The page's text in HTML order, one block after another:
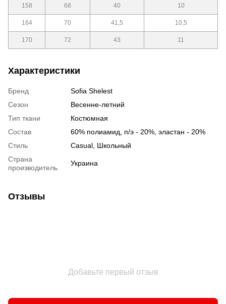
158 68 40 10
164 70 41,5 10,5
170 72 43 11
Характеристики
Бренд
Sofia Shelest
Сезон
Весенне-летний
Тип ткани
Костюмная
Состав
60% полиамид, п/э - 20%, эластан - 20%
Стиль
Сasual, Школьный
Страна
производитель
Украина
Отзывы
Добавьте первый отзыв